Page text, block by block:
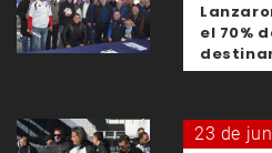
el 70%
23 de